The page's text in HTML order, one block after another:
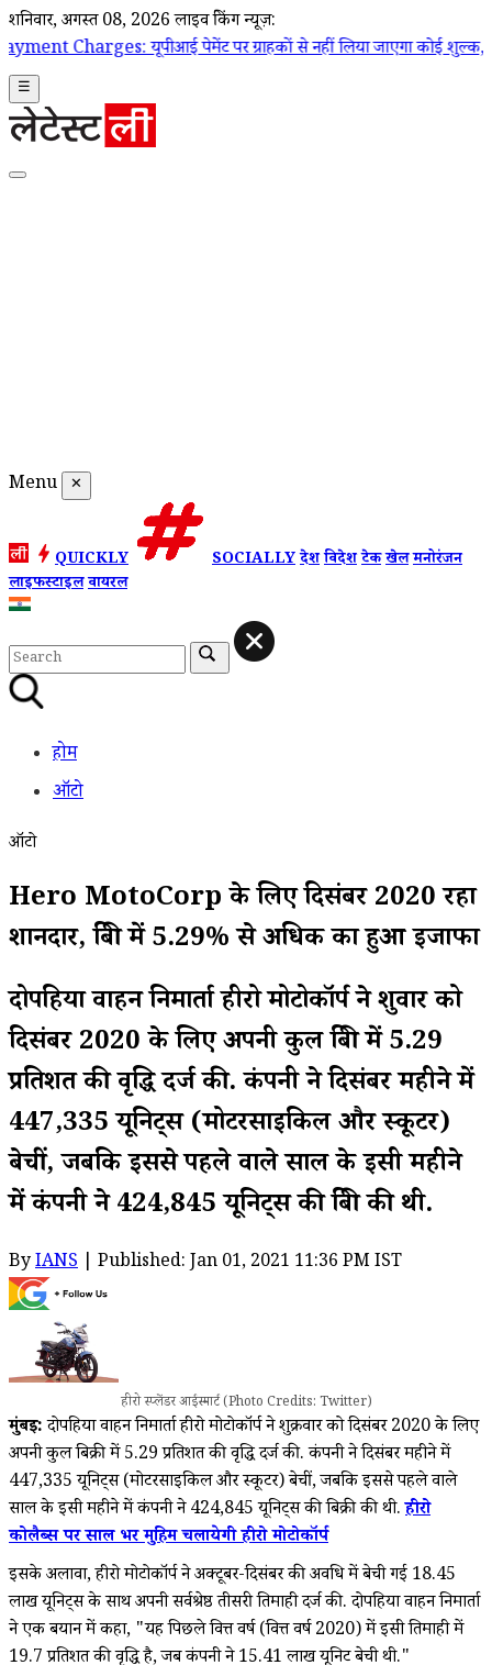
शनिवार, अगस्त 08, 2026 लाइव ब्रेकिंग न्यूज़:
यूपीआई पेमेंट पर ग्राहकों से नहीं लिया जाएगा कोई शुल्क, सरकार ने दी
☰
Menu ✕
QUICKLY SOCIALLYदेशविदेशटेकखेलमनोरंजन
लाइफस्टाइलवायरल
होम
ऑटो
ऑटो
Hero MotoCorp के लिए दिसंबर 2020 रहा
शानदार, बिक्री में 5.29% से अधिक का हुआ इजाफा
दोपहिया वाहन निमार्ता हीरो मोटोकॉर्प ने शुक्रवार को
दिसंबर 2020 के लिए अपनी कुल बिक्री में 5.29
प्रतिशत की वृद्धि दर्ज की. कंपनी ने दिसंबर महीने में
447,335 यूनिट्स (मोटरसाइकिल और स्कूटर)
बेचीं, जबकि इससे पहले वाले साल के इसी महीने
में कंपनी ने 424,845 यूनिट्स की बिक्री की थी.
ByIANS | Published: Jan 01, 2021 11:36 PM IST
हीरो स्प्लेंडर आईस्मार्ट (Photo Credits: Twitter)
मुंबई:दोपहिया वाहन निमार्ता हीरो मोटोकॉर्प ने शुक्रवार को दिसंबर 2020 के लिए
अपनी कुल बिक्री में 5.29 प्रतिशत की वृद्धि दर्ज की. कंपनी ने दिसंबर महीने में
447,335 यूनिट्स (मोटरसाइकिल और स्कूटर) बेचीं, जबकि इससे पहले वाले
साल के इसी महीने में कंपनी ने 424,845 यूनिट्स की बिक्री की थी.हीरो
कोलैब्स पर साल भर मुहिम चलायेगी हीरो मोटोकॉर्प
इसके अलावा, हीरो मोटोकॉर्प ने अक्टूबर-दिसंबर की अवधि में बेची गई 18.45
लाख यूनिट्स के साथ अपनी सर्वश्रेष्ठ तीसरी तिमाही दर्ज की. दोपहिया वाहन निमार्ता
ने एक बयान में कहा, "यह पिछले वित्त वर्ष (वित्त वर्ष 2020) में इसी तिमाही में
19.7 प्रतिशत की वृद्धि है, जब कंपनी ने 15.41 लाख यूनिट बेची थी."